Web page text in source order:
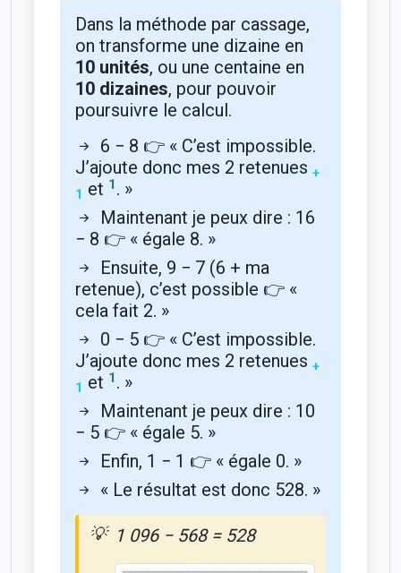
Dans la méthode par cassage,
on transforme une dizaine en
10 unités, ou une centaine en
10 dizaines, pour pouvoir
poursuivre le calcul.
6 − 8 👉 « C’est impossible.
J’ajoute donc mes 2 retenues +
1 et 1 . »
Maintenant je peux dire : 16
− 8 👉 « égale 8. »
Ensuite, 9 − 7 (6 + ma
retenue), c’est possible 👉 «
cela fait 2. »
0 − 5 👉 « C’est impossible.
J’ajoute donc mes 2 retenues +
1 et 1 . »
Maintenant je peux dire : 10
− 5 👉 « égale 5. »
Enfin, 1 − 1 👉 « égale 0. »
« Le résultat est donc 528. »
1 096 − 568 = 528